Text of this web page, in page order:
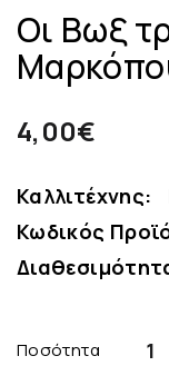
Οι Βωξ
4,00€
Καλλιτέχνης:
Κωδικός
Ποσότητα